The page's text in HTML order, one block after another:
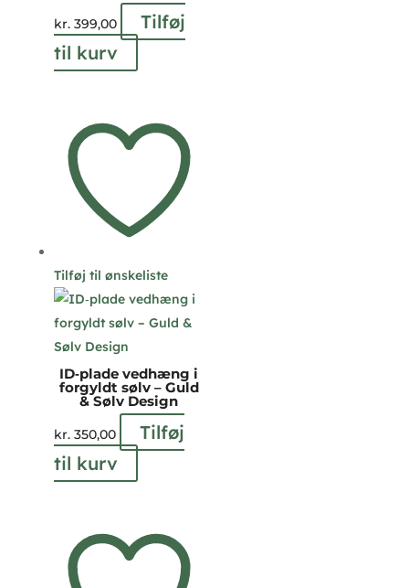
kr.399,00
Tilføj
til kurv
Tilføj til ønskeliste
ID‑plade vedhæng i
forgyldt sølv – Guld
& Sølv Design
kr.350,00
Tilføj
til kurv